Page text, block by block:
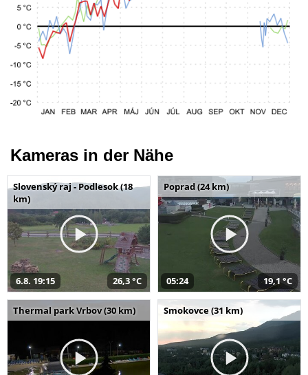
Kameras in der Nähe
Slovenský raj - Podlesok (18
km)
6.8. 19:15 26,3 °C
Poprad (24 km)
05:24 19,1 °C
Thermal park Vrbov (30 km) Smokovce (31 km)